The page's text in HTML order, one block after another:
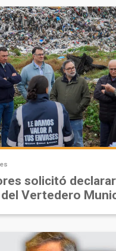
solicitó
Vertedero